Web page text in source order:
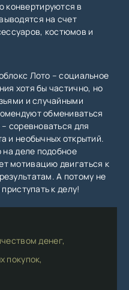
конвертируются в
на счет
костюмов и
Лото – социальное
хотя бы частично, но
и случайными
обмениваться
соревноваться для
и необычных открытий.
на деле подобное
мотивацию двигаться к
А потому не
к делу!
денег,
покупок,